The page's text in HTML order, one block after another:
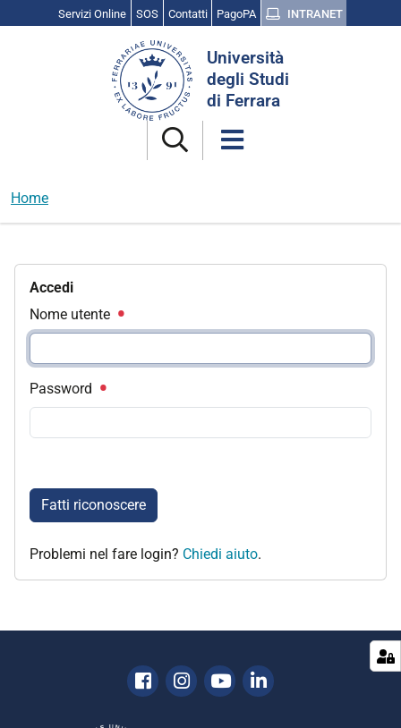
Servizi Online SOS Contatti PagoPA INTRANET
Università
degli Studi
di Ferrara
Home
Accedi
Nome utente
Password
Fatti riconoscere
Problemi nel fare login? Chiedi aiuto.
Facebook
Instagram
YoutubeLinkedin